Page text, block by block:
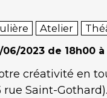
Atelier
06/2023 de 18h00
créativité en
rue Saint-Gothard).